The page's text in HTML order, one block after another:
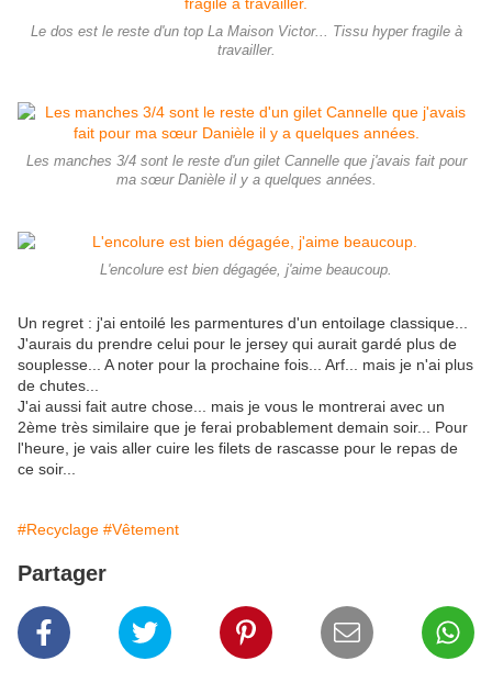
Le dos est le reste d'un top La Maison Victor... Tissu hyper fragile à
travailler.
Les manches 3/4 sont le reste d'un gilet Cannelle que j'avais fait pour
ma sœur Danièle il y a quelques années.
L'encolure est bien dégagée, j'aime beaucoup.
Un regret : j'ai entoilé les parmentures d'un entoilage classique...
J'aurais du prendre celui pour le jersey qui aurait gardé plus de
souplesse... A noter pour la prochaine fois... Arf... mais je n'ai plus
de chutes...
J'ai aussi fait autre chose... mais je vous le montrerai avec un
2ème très similaire que je ferai probablement demain soir... Pour
l'heure, je vais aller cuire les filets de rascasse pour le repas de
ce soir...
#Recyclage #Vêtement
Partager